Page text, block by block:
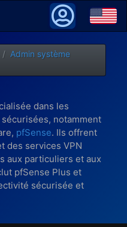
Admin système
dans les
notamment
pfSense. Ils offrent
des services VPN
aux particuliers et aux
pfSense Plus et
sécurisée et